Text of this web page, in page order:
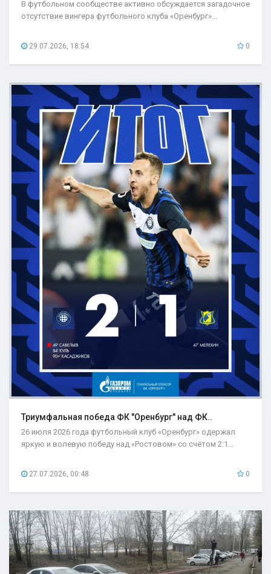
В футбольном сообществе активно обсуждается загадочное
отсутствие вингера футбольного клуба «Оренбург»...
29.07.2026, 18:54 0
Триумфальная победа ФК "Оренбург" над ФК..
26 июля 2026 года футбольный клуб «Оренбург» одержал
яркую и волевую победу над «Ростовом» со счётом 2:1...
27.07.2026, 00:48 0